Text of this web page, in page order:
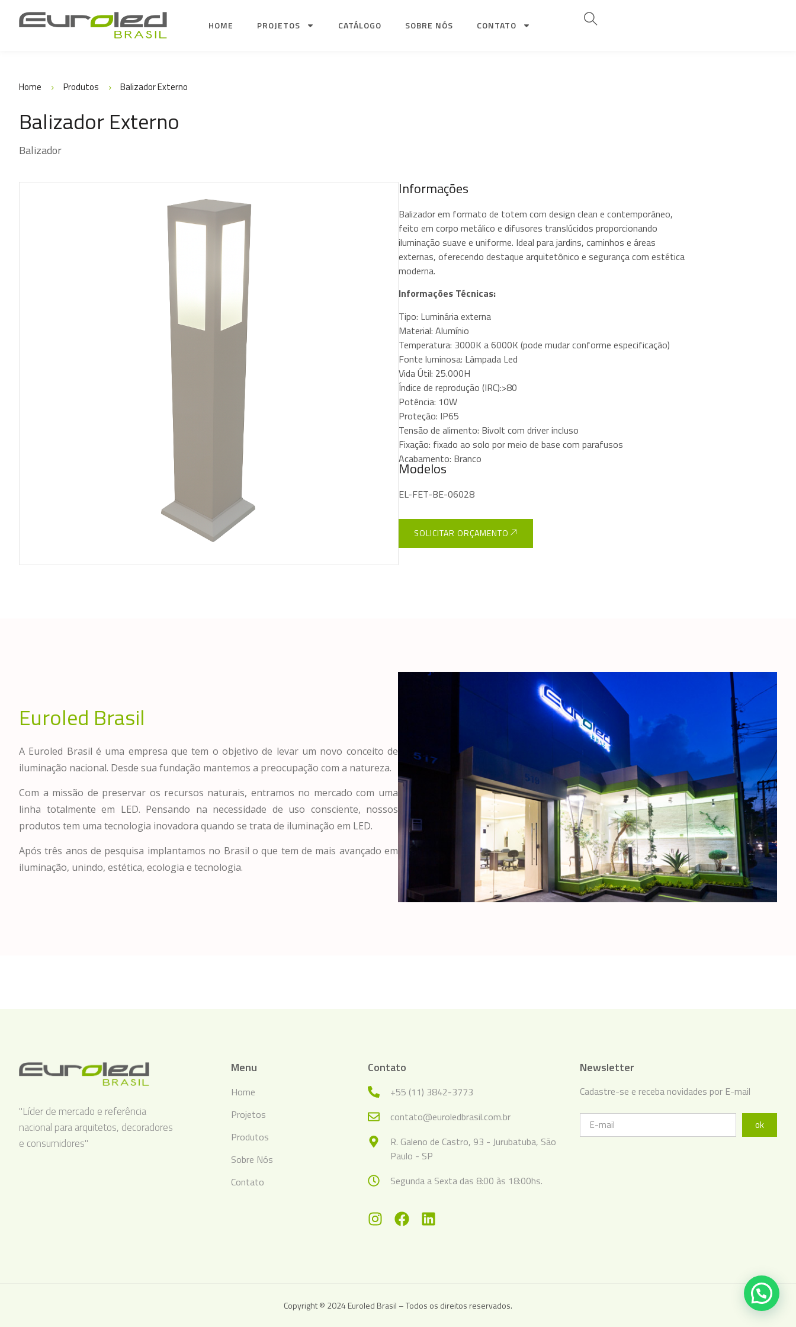
HOME PROJETOS CATÁLOGO SOBRE NÓS CONTATO
Home Produtos Balizador Externo
Balizador Externo
Balizador
Informações
Balizador em formato de totem com design clean e contemporâneo,
feito em corpo metálico e difusores translúcidos proporcionando
iluminação suave e uniforme. Ideal para jardins, caminhos e áreas
externas, oferecendo destaque arquitetônico e segurança com estética
moderna.
Informações Técnicas:
Tipo: Luminária externa
Material: Alumínio
Temperatura: 3000K a 6000K (pode mudar conforme especificação)
Fonte luminosa: Lâmpada Led
Vida Útil: 25.000H
Índice de reprodução (IRC):>80
Potência: 10W
Proteção: IP65
Tensão de alimento: Bivolt com driver incluso
Fixação: fixado ao solo por meio de base com parafusos
Acabamento: Branco
Modelos
EL-FET-BE-06028
SOLICITAR ORÇAMENTO
Euroled Brasil
A Euroled Brasil é uma empresa que tem o objetivo de levar um novo conceito de
iluminação nacional. Desde sua fundação mantemos a preocupação com a natureza.
Com a missão de preservar os recursos naturais, entramos no mercado com uma
linha totalmente em LED. Pensando na necessidade de uso consciente, nossos
produtos tem uma tecnologia inovadora quando se trata de iluminação em LED.
Após três anos de pesquisa implantamos no Brasil o que tem de mais avançado em
iluminação, unindo, estética, ecologia e tecnologia.
"Líder de mercado e referência
nacional para arquitetos, decoradores
e consumidores"
Menu
Home
Projetos
Produtos
Sobre Nós
Contato
Contato
+55 (11) 3842-3773
contato@euroledbrasil.com.br
R. Galeno de Castro, 93 - Jurubatuba, São
Paulo - SP
Segunda a Sexta das 8:00 às 18:00hs.
Newsletter
Cadastre-se e receba novidades por E-mail
ok
Copyright © 2024 Euroled Brasil – Todos os direitos reservados.